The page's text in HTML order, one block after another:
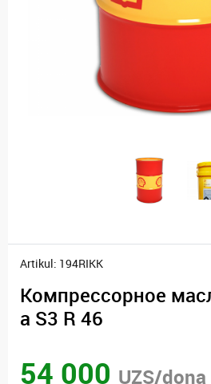
Artikul: 194RIKK
Компрессорное
a S3 R 46
54 000 UZS/dona